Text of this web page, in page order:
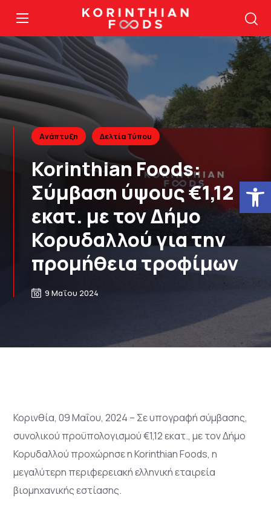
Ανάπτυξη Δελτία Τύπου
Korinthian Foods:
Σύμβαση ύψους €1,12
εκατ. με τον Δήμο
Κορυδαλλού για την
προμήθεια τροφίμων
9 Μαΐου 2024
Κορινθία, 09 Μαΐου, 2024 – Σε υπογραφή σύμβασης,
συνολικού προϋπολογισμού €1,12 εκατ., με τον Δήμο
Κορυδαλλού προχώρησε η Korinthian Foods, η
μεγαλύτερη περιφερειακή ελληνική εταιρεία
βιομηχανικής εστίασης.